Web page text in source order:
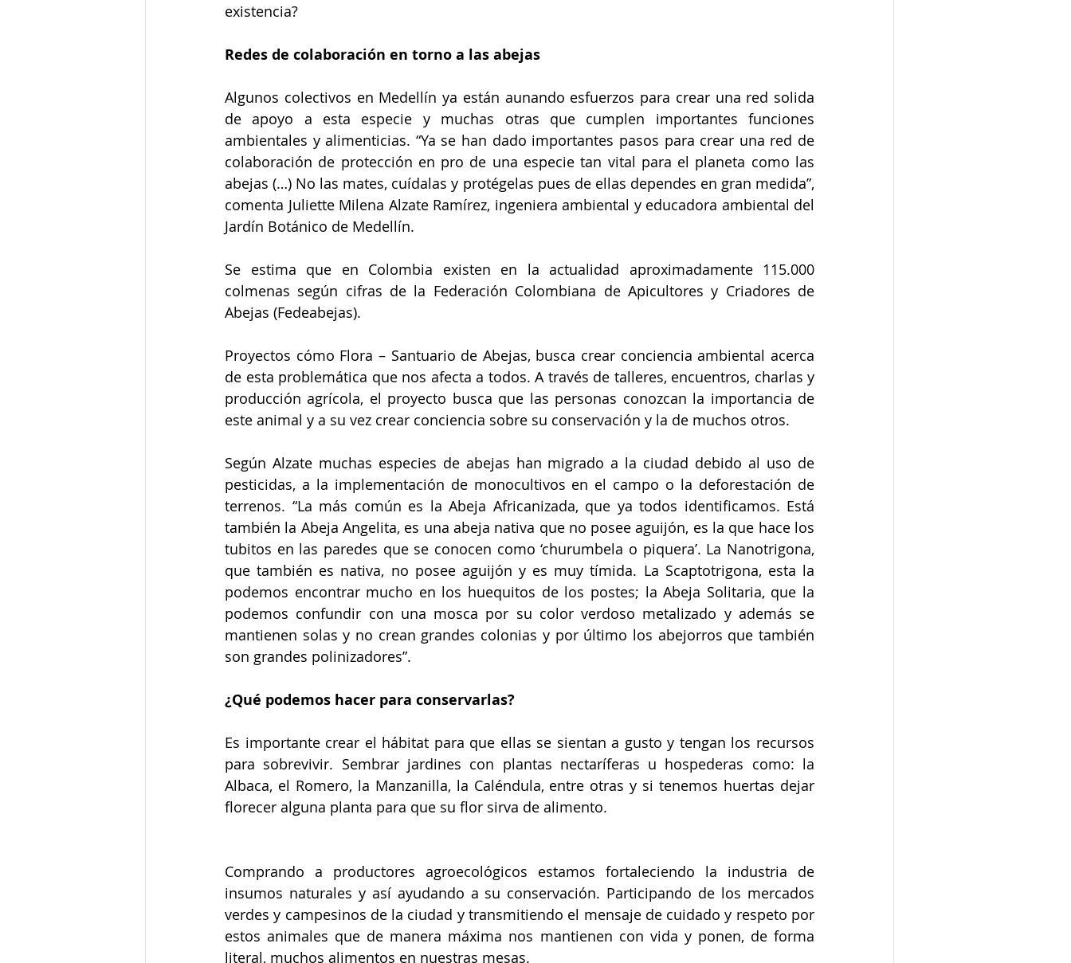
existencia?
Redes de colaboración en torno a las abejas
Algunos colectivos en Medellín ya están aunando esfuerzos para crear una red solida
de apoyo a esta especie y muchas otras que cumplen importantes funciones
ambientales y alimenticias. “Ya se han dado importantes pasos para crear una red de
colaboración de protección en pro de una especie tan vital para el planeta como las
abejas (…) No las mates, cuídalas y protégelas pues de ellas dependes en gran medida”,
comenta Juliette Milena Alzate Ramírez, ingeniera ambiental y educadora ambiental del
Jardín Botánico de Medellín.
Se estima que en Colombia existen en la actualidad aproximadamente 115.000
colmenas según cifras de la Federación Colombiana de Apicultores y Criadores de
Abejas (Fedeabejas).
Proyectos cómo Flora – Santuario de Abejas, busca crear conciencia ambiental acerca
de esta problemática que nos afecta a todos. A través de talleres, encuentros, charlas y
producción agrícola, el proyecto busca que las personas conozcan la importancia de
este animal y a su vez crear conciencia sobre su conservación y la de muchos otros.
Según Alzate muchas especies de abejas han migrado a la ciudad debido al uso de
pesticidas, a la implementación de monocultivos en el campo o la deforestación de
terrenos. “La más común es la Abeja Africanizada, que ya todos identificamos. Está
también la Abeja Angelita, es una abeja nativa que no posee aguijón, es la que hace los
tubitos en las paredes que se conocen como ‘churumbela o piquera’. La Nanotrigona,
que también es nativa, no posee aguijón y es muy tímida. La Scaptotrigona, esta la
podemos encontrar mucho en los huequitos de los postes; la Abeja Solitaria, que la
podemos confundir con una mosca por su color verdoso metalizado y además se
mantienen solas y no crean grandes colonias y por último los abejorros que también
son grandes polinizadores”.
¿Qué podemos hacer para conservarlas?
Es importante crear el hábitat para que ellas se sientan a gusto y tengan los recursos
para sobrevivir. Sembrar jardines con plantas nectaríferas u hospederas como: la
Albaca, el Romero, la Manzanilla, la Caléndula, entre otras y si tenemos huertas dejar
florecer alguna planta para que su flor sirva de alimento.
Comprando a productores agroecológicos estamos fortaleciendo la industria de
insumos naturales y así ayudando a su conservación. Participando de los mercados
verdes y campesinos de la ciudad y transmitiendo el mensaje de cuidado y respeto por
estos animales que de manera máxima nos mantienen con vida y ponen, de forma
literal, muchos alimentos en nuestras mesas.